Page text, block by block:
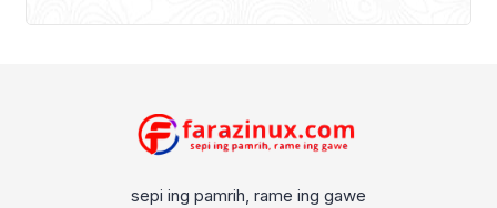
sepi ing pamrih, rame ing gawe